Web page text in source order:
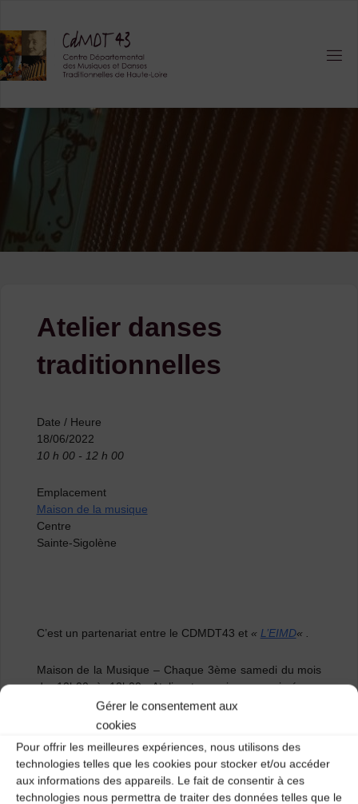
Gérer le consentement aux
cookies
Pour offrir les meilleures expériences, nous utilisons des
technologies telles que les cookies pour stocker et/ou accéder
aux informations des appareils. Le fait de consentir à ces
technologies nous permettra de traiter des données telles que le
content
Atelier danses
traditionnelles
Date / Heure
18/06/2022
10 h 00 - 12 h 00
Emplacement
Maison de la musique
Centre
Sainte-Sigolène
C’est un partenariat entre le CDMDT43 et « L’EIMD« .
Maison de la Musique – Chaque 3ème samedi du mois
de 10h00 à 12h00. Atelier tous niveaux animé par
Virgilia Gacoin et intervenants extérieurs.
Renseignements & inscriptions : EIMD 04.71.66.40.24
Catégories